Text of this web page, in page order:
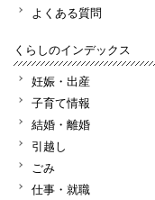
よくある質問
くらしのインデックス
妊娠・出産
子育て情報
結婚・離婚
引越し
ごみ
仕事・就職